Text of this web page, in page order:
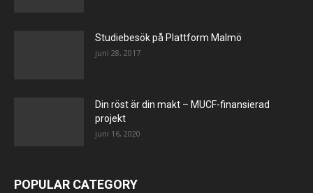
Studiebesök på Plattform Malmö
juni 28, 2017
Din röst är din makt – MUCF-finansierad
projekt
juni 16, 2020
POPULAR CATEGORY